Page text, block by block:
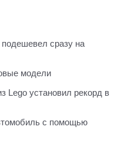
сразу на
модели
Lego установил рекорд в
с помощью